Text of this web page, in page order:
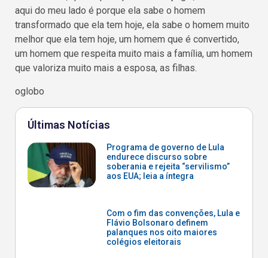
aqui do meu lado é porque ela sabe o homem
transformado que ela tem hoje, ela sabe o homem muito
melhor que ela tem hoje, um homem que é convertido,
um homem que respeita muito mais a família, um homem
que valoriza muito mais a esposa, as filhas.
oglobo
Últimas Notícias
Programa de governo de Lula
endurece discurso sobre
soberania e rejeita “servilismo”
aos EUA; leia a íntegra
Com o fim das convenções, Lula e
Flávio Bolsonaro definem
palanques nos oito maiores
colégios eleitorais